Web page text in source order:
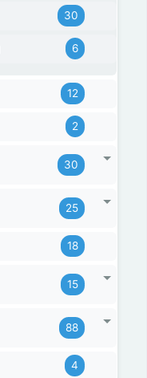
30
6
12
2
30
25
18
15
88
4